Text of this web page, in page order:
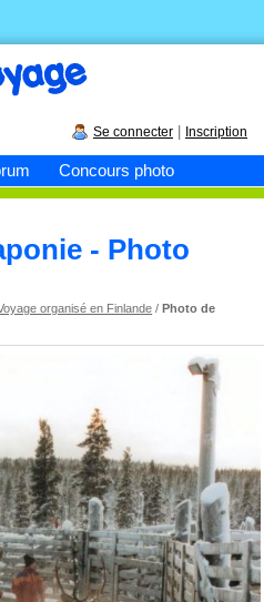
Concours photo
Se connecter Inscription
- Photo
organisé en Finlande /Photo de